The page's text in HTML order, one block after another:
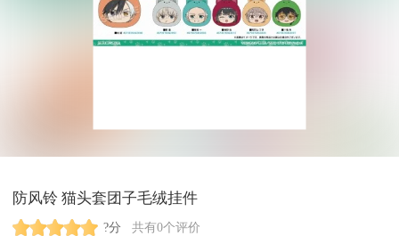
防风铃 猫头套团子毛绒挂件
?分 共有0个评价